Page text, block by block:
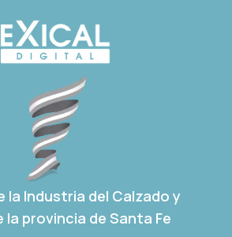
la Industria del Calzado y
la provincia de Santa Fe